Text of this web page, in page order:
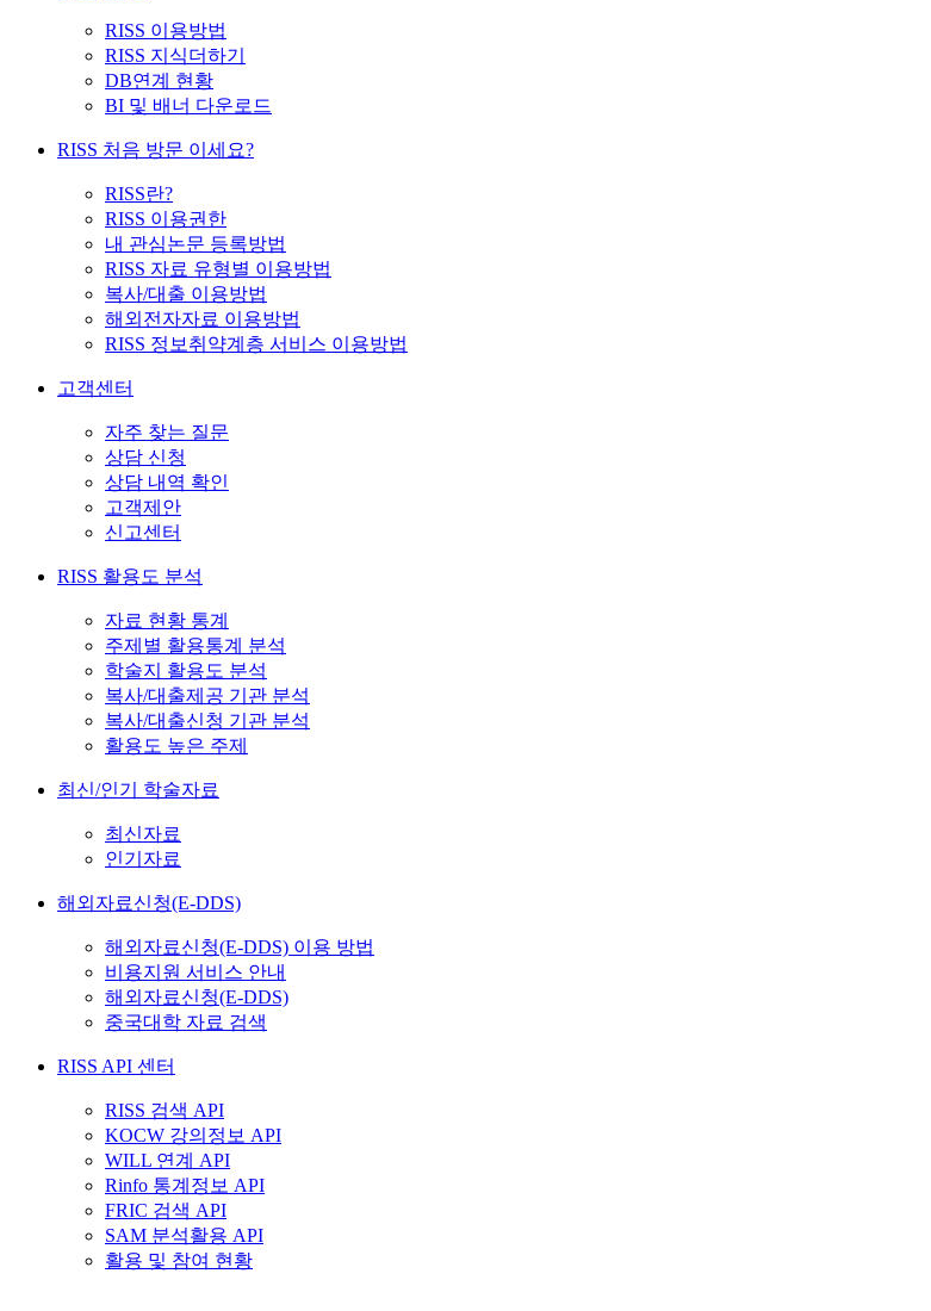
RISS 이용방법
RISS 지식더하기
DB연계 현황
BI 및 배너 다운로드
RISS 처음 방문 이세요?
RISS란?
RISS 이용권한
내 관심논문 등록방법
RISS 자료 유형별 이용방법
복사/대출 이용방법
해외전자자료 이용방법
RISS 정보취약계층 서비스 이용방법
고객센터
자주 찾는 질문
상담 신청
상담 내역 확인
고객제안
신고센터
RISS 활용도 분석
자료 현황 통계
주제별 활용통계 분석
학술지 활용도 분석
복사/대출제공 기관 분석
복사/대출신청 기관 분석
활용도 높은 주제
최신/인기 학술자료
최신자료
인기자료
해외자료신청(E-DDS)
해외자료신청(E-DDS) 이용 방법
비용지원 서비스 안내
해외자료신청(E-DDS)
중국대학 자료 검색
RISS API 센터
RISS 검색 API
KOCW 강의정보 API
WILL 연계 API
Rinfo 통계정보 API
FRIC 검색 API
SAM 분석활용 API
활용 및 참여 현황